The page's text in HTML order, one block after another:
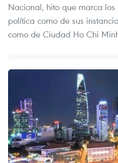
Nacional, hito que marca
política como de sus
como de Ciudad Ho Chi